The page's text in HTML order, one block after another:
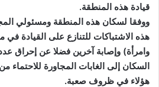
قيادة هذه المنطقة.
ووفقا لسكان هذه المنطقة ومسئولي
وامرأة) وإصابة آخرين فضلا عن إحراق
السكان إلى الغابات المجاورة للاحتماء
هؤلاء في ظروف صعبة.